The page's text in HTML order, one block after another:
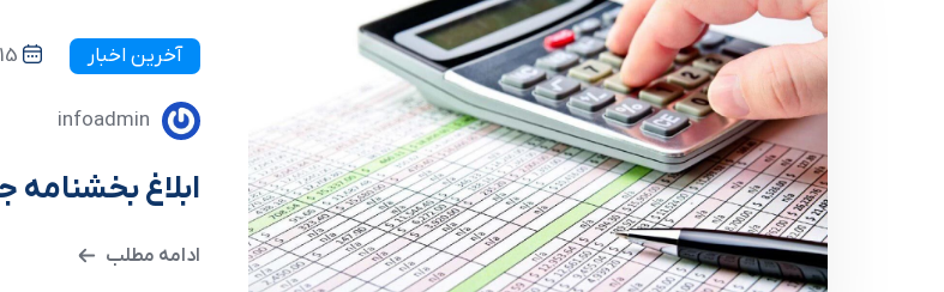
آخرین اخبار 15 بهمن 1403
infoadmin
ابلاغ بخشنامه
ادامه مطلب